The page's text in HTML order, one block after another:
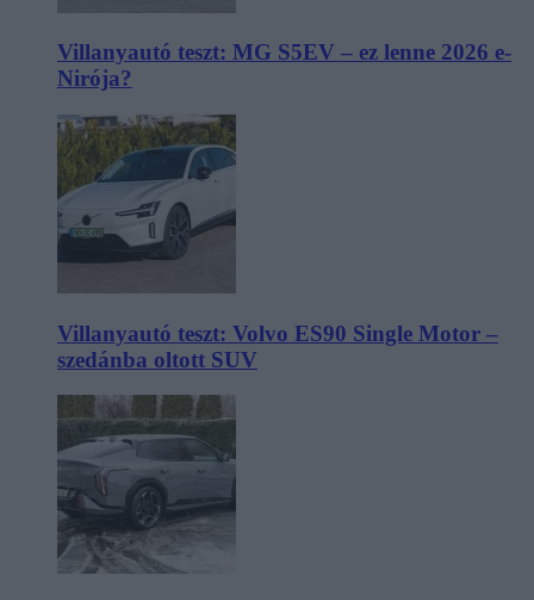
Villanyautó teszt: MG S5EV – ez lenne 2026 e-
Nirója?
Villanyautó teszt: Volvo ES90 Single Motor –
szedánba oltott SUV